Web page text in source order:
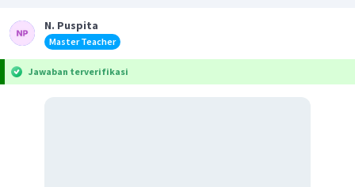
N. Puspita
Master Teacher
Jawaban terverifikasi